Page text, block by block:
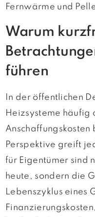
Fernwärme und
Warum
führen
In der öffentlichen
Heizsysteme häufig
Perspektive greift
für Eigentümer sind
heute, sondern die
Lebenszyklus eines